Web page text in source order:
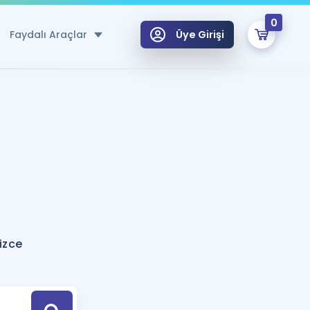
Faydalı Araçlar
Hesaplama Aracı
için Öneriler
Tek Takvimde
Üye Girişi
0